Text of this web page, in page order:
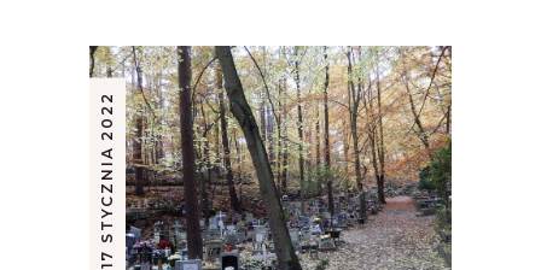
17 STYCZNIA 2022